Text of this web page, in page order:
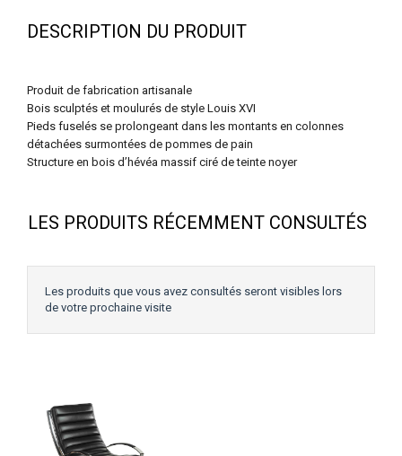
DESCRIPTION DU PRODUIT
Produit de fabrication artisanale
Bois sculptés et moulurés de style Louis XVI
Pieds fuselés se prolongeant dans les montants en colonnes
détachées surmontées de pommes de pain
Structure en bois d’hévéa massif ciré de teinte noyer
LES PRODUITS RÉCEMMENT CONSULTÉS
Les produits que vous avez consultés seront visibles lors
de votre prochaine visite